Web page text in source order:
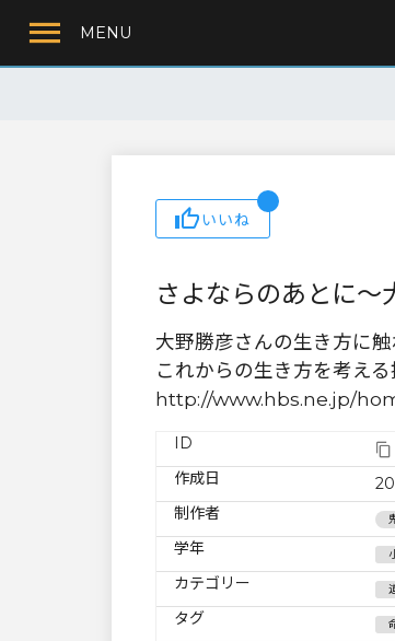
MENU
いいね
さよならのあとに〜
大野勝彦さんの生き方に
これからの生き方を考え
http://www.hbs.ne.jp/
ID
作成日
制作者
学年
カテゴリー
タグ